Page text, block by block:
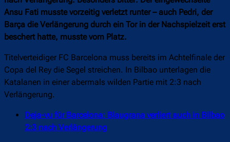
Ansu Fati musste vorzeitig verletzt runter – auch Pedri, der
Barça die Verlängerung durch ein Tor in der Nachspielzeit erst
beschert hatte, musste vom Platz.
Titelverteidiger FC Barcelona muss bereits im Achtelfinale der
Copa del Rey die Segel streichen. In Bilbao unterlagen die
Katalanen in einer abermals wilden Partie mit 2:3 nach
Verlängerung.
Deja-vu für Barcelona: Blaugrana verliert auch in Bilbao
2:3 nach Verlängerung